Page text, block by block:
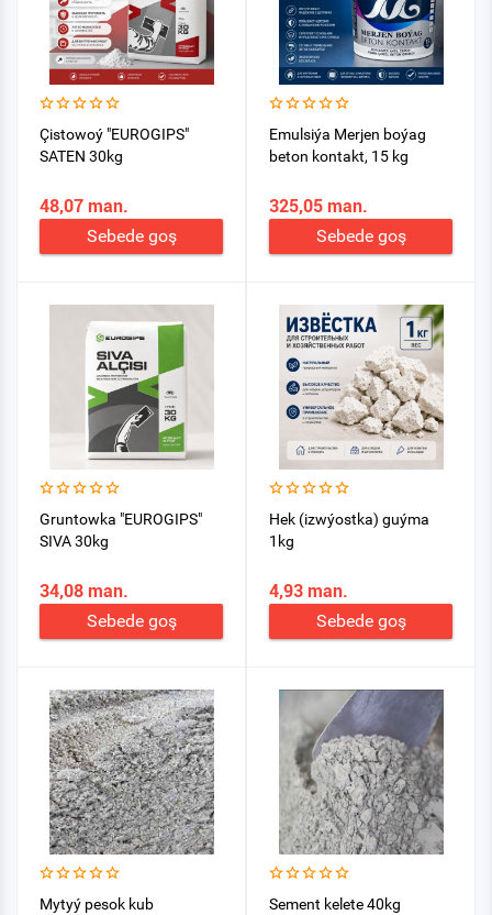
Çistowoý "EUROGIPS"
SATEN 30kg
48,07 man.
Sebede goş
Emulsiýa Merjen boýag
beton kontakt, 15 kg
325,05 man.
Sebede goş
Gruntowka "EUROGIPS"
SIVA 30kg
34,08 man.
Sebede goş
Hek (izwýostka) guýma
1kg
4,93 man.
Sebede goş
Mytyý pesok kub Sement kelete 40kg